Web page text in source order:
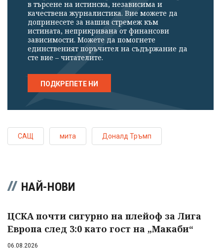
в търсене на истинска, независима и
качествена журналистика. Вие можете да
допринесете за нашия стремеж към
истината, неприкривана от финансови
зависимости. Можете да помогнете
единственият поръчител на съдържание да
сте вие – читателите.
ПОДКРЕПЕТЕ НИ
САЩ мита Доналд Тръмп
НАЙ-НОВИ
ЦСКА почти сигурно на плейоф за Лига
Европа след 3:0 като гост на „Макаби“
06.08.2026